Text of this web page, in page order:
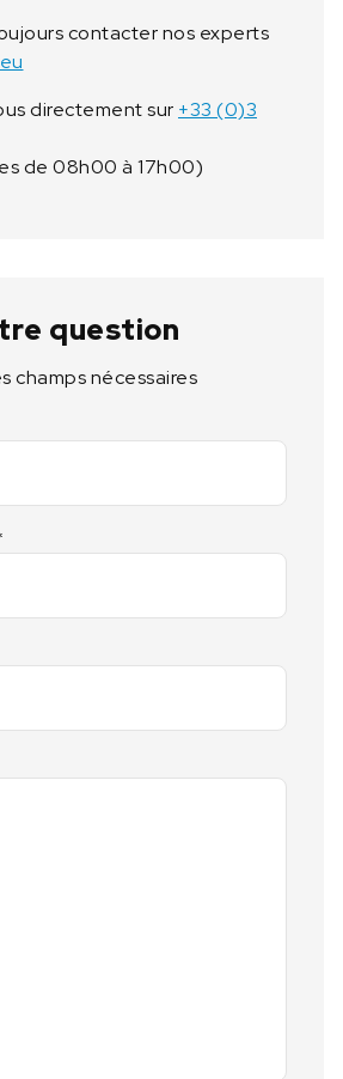
contacter nos experts
directement sur +33 (0)3
de 08h00 à 17h00)
question
champs nécessaires